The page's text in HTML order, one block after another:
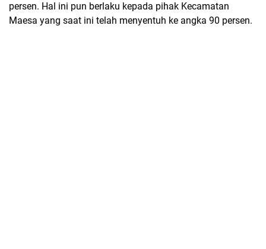
persen. Hal ini pun berlaku kepada pihak Kecamatan
Maesa yang saat ini telah menyentuh ke angka 90 persen.